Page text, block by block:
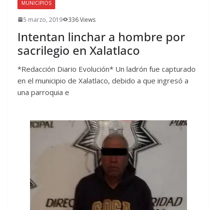
MUNICIPIOS
5 marzo, 2019 336 Views
Intentan linchar a hombre por
sacrilegio en Xalatlaco
*Redacción Diario Evolución* Un ladrón fue capturado
en el municipio de Xalatlaco, debido a que ingresó a
una parroquia e